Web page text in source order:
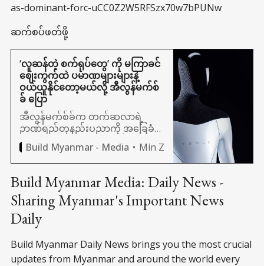
as-dominant-forc-uCC0Z2W5RFSzx70w7bPUNw
ဆက်စပ်ဖတ်ဖို့
‘လူဆန်တဲ့ စက်ရုပ်တွေ’ ကို မကြာခင်
ဈေးကွက်ထဲ ပမာဏများများနဲ့
ဝယ်ယူနိုင်တော့မယ်လို့ အီလွန်မက်စ်
ခ် ပြော
အီလွန်မက်စ်ခ်က တက်ဆလာရဲ့
ဉာဏ်ရည်တုနည်းပညာကို အခြေခံ
ထားတဲ့ . . . လူတွေနဲ့ ပိုဆင်ပြီး လူပို
ဆန်တဲ့ စက်ရုပ်မော်ဒယ်တွေကို မကြာ
ခင် နှစ်ပိုင်းထဲတင် ဈေးကွက်ပေ
Build Myanmar - Media Min Z
Build Myanmar Media: Daily News -
Sharing Myanmar's Important News
Daily
Build Myanmar Daily News brings you the most crucial
updates from Myanmar and around the world every